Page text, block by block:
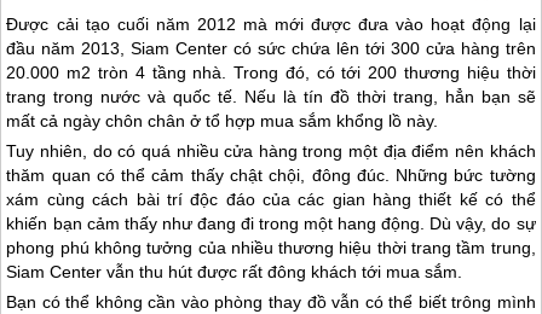
Được cải tạo cuối năm 2012 mà mới được đưa vào hoạt động lại
đầu năm 2013, Siam Center có sức chứa lên tới 300 cửa hàng trên
20.000 m2 tròn 4 tầng nhà. Trong đó, có tới 200 thương hiệu thời
trang trong nước và quốc tế. Nếu là tín đồ thời trang, hẳn bạn sẽ
mất cả ngày chôn chân ở tổ hợp mua sắm khổng lồ này.
Tuy nhiên, do có quá nhiều cửa hàng trong một địa điểm nên khách
thăm quan có thể cảm thấy chật chội, đông đúc. Những bức tường
xám cùng cách bài trí độc đáo của các gian hàng thiết kế có thể
khiến bạn cảm thấy như đang đi trong một hang động. Dù vậy, do sự
phong phú không tưởng của nhiều thương hiệu thời trang tầm trung,
Siam Center vẫn thu hút được rất đông khách tới mua sắm.
Bạn có thể không cần vào phòng thay đồ vẫn có thể biết trông mình